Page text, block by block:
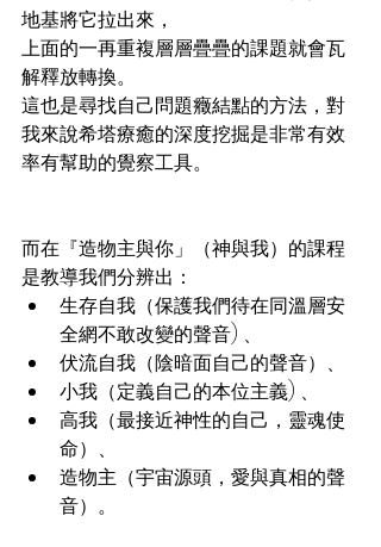
地基將它拉出來，
上面的一再重複層層疊疊的課題就會瓦
解釋放轉換。
這也是尋找自己問題癥結點的方法，對
我來說希塔療癒的深度挖掘是非常有效
率有幫助的覺察工具。
而在『造物主與你」（神與我）的課程
是教導我們分辨出：
生存自我（保護我們待在同溫層安
全網不敢改變的聲音) 、
伏流自我（陰暗面自己的聲音）、
小我（定義自己的本位主義) 、
高我（最接近神性的自己，靈魂使
命）、
造物主（宇宙源頭，愛與真相的聲
音）。